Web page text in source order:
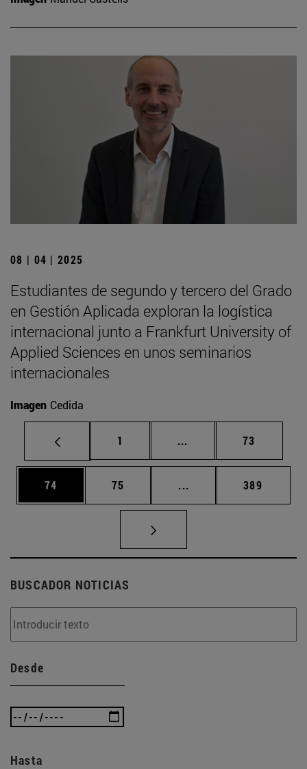
08 | 04 | 2025
Estudiantes de segundo y tercero del Grado
en Gestión Aplicada exploran la logística
internacional junto a Frankfurt University of
Applied Sciences en unos seminarios
internacionales
Imagen Cedida
Página
1 ... Páginas intermedias
Página
73
Página
74 Página
75 ... Páginas intermedias
Página
389
BUSCADOR NOTICIAS
Desde
Hasta